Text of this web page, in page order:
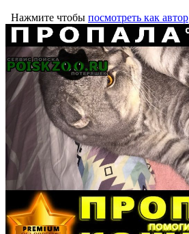
Нажмите чтобы посмотреть как автор